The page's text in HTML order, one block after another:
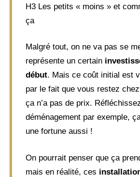
H3 Les petits « moins » et
ça
Malgré tout, on ne va pas se
représente un certain
début. Mais ce coût initial est
par le fait que vous restez
ça n’a pas de prix.
déménagement par exemple,
une fortune aussi !
On pourrait penser que ça
mais en réalité, ces